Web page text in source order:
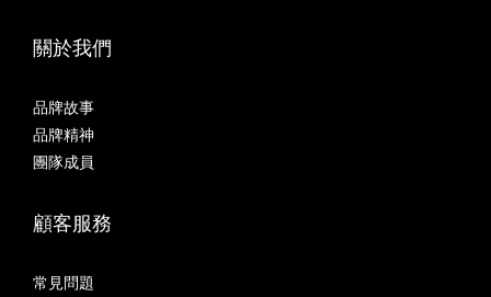
關於我們
品牌故事
品牌精神
團隊成員
顧客服務
常見問題